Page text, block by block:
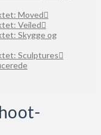
Moved
Veiled
Skygge og
Sculptures